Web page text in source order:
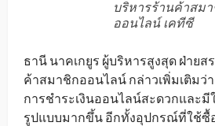
บริหารร้านค้าสม
ออนไลน์ เคทีซี
ธานี นาคเกยูร ผู้บริหารสูงสุด ฝ่าย
ค้าสมาชิกออนไลน์ กล่าวเพิ่มเติมว่
การชำระเงินออนไลน์สะดวกและมี
รูปแบบมากขึ้น อีกทั้งอุปกรณ์ที่ใช้ซื้